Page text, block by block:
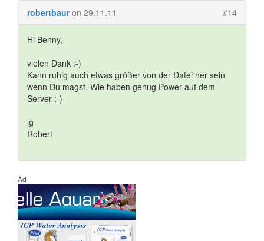
robertbaur on 29.11.11 #14
Hi Benny,
vielen Dank :-)
Kann ruhig auch etwas größer von der Datei her sein
wenn Du magst. Wie haben genug Power auf dem
Server :-)
lg
Robert
Ad